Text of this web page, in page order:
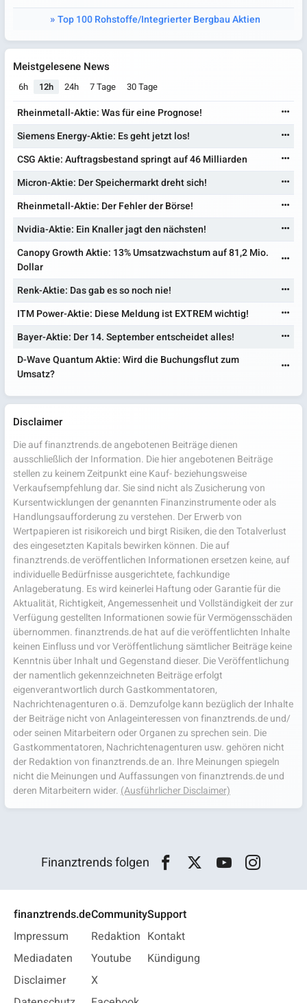
Top 100 Rohstoffe/Integrierter Bergbau Aktien
Meistgelesene News
6h 12h 24h 7 Tage 30 Tage
Rheinmetall-Aktie: Was für eine Prognose!
Siemens Energy-Aktie: Es geht jetzt los!
CSG Aktie: Auftragsbestand springt auf 46 Milliarden
Micron-Aktie: Der Speichermarkt dreht sich!
Rheinmetall-Aktie: Der Fehler der Börse!
Nvidia-Aktie: Ein Knaller jagt den nächsten!
Canopy Growth Aktie: 13% Umsatzwachstum auf 81,2 Mio.
Dollar
Renk-Aktie: Das gab es so noch nie!
ITM Power-Aktie: Diese Meldung ist EXTREM wichtig!
Bayer-Aktie: Der 14. September entscheidet alles!
D-Wave Quantum Aktie: Wird die Buchungsflut zum
Umsatz?
Disclaimer
Die auf finanztrends.de angebotenen Beiträge dienen
ausschließlich der Information. Die hier angebotenen Beiträge
stellen zu keinem Zeitpunkt eine Kauf- beziehungsweise
Verkaufsempfehlung dar. Sie sind nicht als Zusicherung von
Kursentwicklungen der genannten Finanzinstrumente oder als
Handlungsaufforderung zu verstehen. Der Erwerb von
Wertpapieren ist risikoreich und birgt Risiken, die den Totalverlust
des eingesetzten Kapitals bewirken können. Die auf
finanztrends.de veröffentlichen Informationen ersetzen keine, auf
individuelle Bedürfnisse ausgerichtete, fachkundige
Anlageberatung. Es wird keinerlei Haftung oder Garantie für die
Aktualität, Richtigkeit, Angemessenheit und Vollständigkeit der zur
Verfügung gestellten Informationen sowie für Vermögensschäden
übernommen. finanztrends.de hat auf die veröffentlichten Inhalte
keinen Einfluss und vor Veröffentlichung sämtlicher Beiträge keine
Kenntnis über Inhalt und Gegenstand dieser. Die Veröffentlichung
der namentlich gekennzeichneten Beiträge erfolgt
eigenverantwortlich durch Gastkommentatoren,
Nachrichtenagenturen o.ä. Demzufolge kann bezüglich der Inhalte
der Beiträge nicht von Anlageinteressen von finanztrends.de und/
oder seinen Mitarbeitern oder Organen zu sprechen sein. Die
Gastkommentatoren, Nachrichtenagenturen usw. gehören nicht
der Redaktion von finanztrends.de an. Ihre Meinungen spiegeln
nicht die Meinungen und Auffassungen von finanztrends.de und
deren Mitarbeitern wider. (Ausführlicher Disclaimer)
Finanztrends folgen
finanztrends.de
Impressum
Mediadaten
Disclaimer
Community
Redaktion
Youtube
X
Support
Kontakt
Kündigung